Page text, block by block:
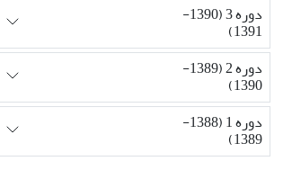
دوره 3 (1390-
1391)
دوره 2 (1389-
1390)
دوره 1 (1388-
1389)